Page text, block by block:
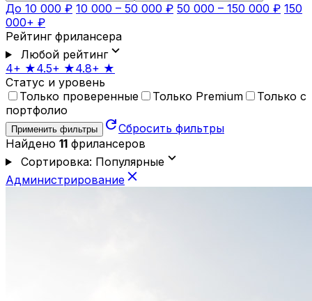
До 10 000 ₽ 10 000 – 50 000 ₽ 50 000 – 150 000 ₽ 150
000+ ₽
Рейтинг фрилансера
Любой рейтингexpand_more
4+ ★4.5+ ★4.8+ ★
Статус и уровень
Только проверенные
Только Premium
Только с
портфолио
Применить фильтры refreshСбросить фильтры
Найдено 11 фрилансеров
Сортировка: Популярныеexpand_more
Администрирование close